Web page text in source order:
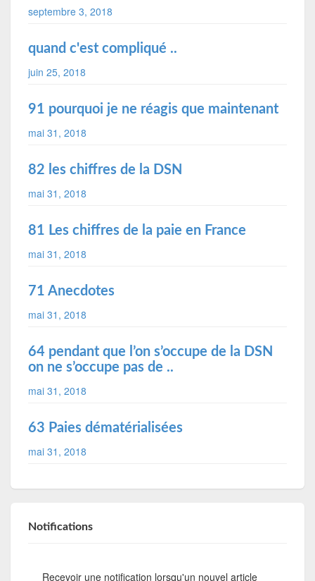
septembre 3, 2018
quand c'est compliqué ..
juin 25, 2018
91 pourquoi je ne réagis que maintenant
mai 31, 2018
82 les chiffres de la DSN
mai 31, 2018
81 Les chiffres de la paie en France
mai 31, 2018
71 Anecdotes
mai 31, 2018
64 pendant que l’on s’occupe de la DSN
on ne s’occupe pas de ..
mai 31, 2018
63 Paies dématérialisées
mai 31, 2018
Notifications
Recevoir une notification lorsqu'un nouvel article